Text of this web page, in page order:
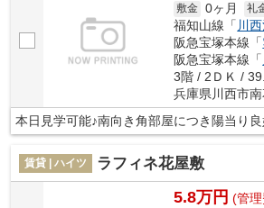
敷金 0ヶ月 礼
福知山線「 川
阪急宝塚本線「
阪急宝塚本線「
3階 / 2ＤＫ /
兵庫県川西市
本日見学可能♪南向き角部屋につき陽当り
賃貸 | ハイツ ラフィネ花屋敷
5.8万円 (管